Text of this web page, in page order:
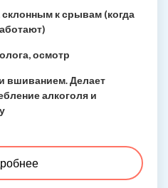
склонным к срывам (когда
осмотр
вшиванием. Делает
алкоголя и